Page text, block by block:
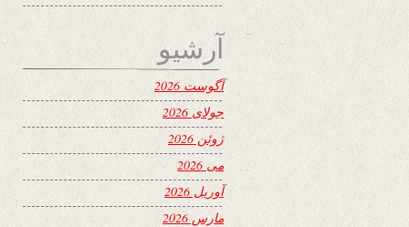
آرشیو
آگوست 2026
جولای 2026
ژوئن 2026
می 2026
آوریل 2026
مارس 2026